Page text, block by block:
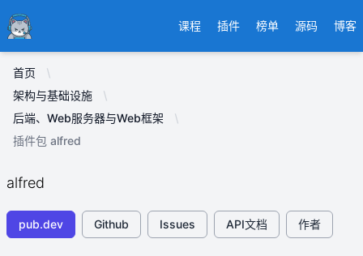
Ducafecat 课程 插件 榜单 源码 博客
首页
架构与基础设施
后端、Web服务器与Web框架
插件包 alfred
alfred
pub.dev Github Issues API文档 作者